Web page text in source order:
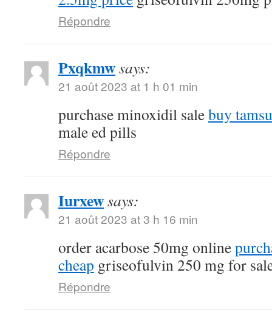
Répondre
Pxqkmwsays:
21 août 2023 at 1 h 01 min
purchase minoxidil salebuy
male ed pills
Répondre
Iurxewsays:
21 août 2023 at 3 h 16 min
order acarbose 50mg online
cheap griseofulvin 250 mg for
Répondre